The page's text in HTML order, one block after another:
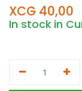
XCG 40,00
In stock in